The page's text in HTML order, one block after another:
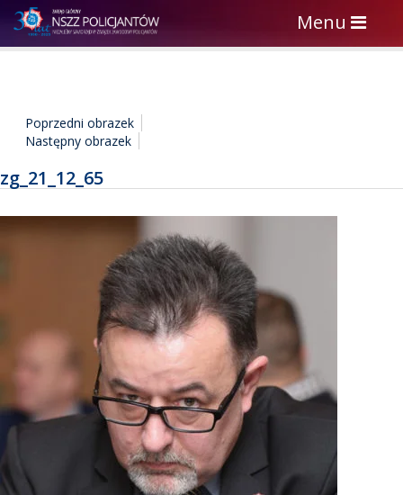
Toggle
navigation
Menu
Poprzedni obrazek
Następny obrazek
zg_21_12_65